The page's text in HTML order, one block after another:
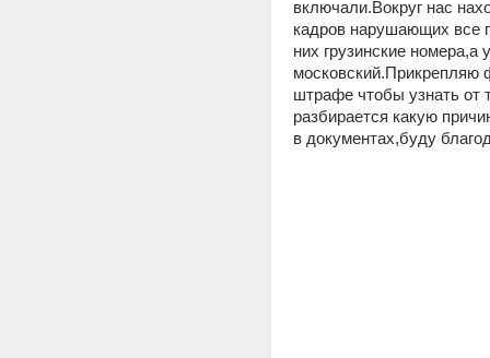
включали.Вокруг нас
кадров нарушающих все
них грузинские номера,а
московский.Прикрепляю
штрафе чтобы узнать от
разбирается какую
в документах,буду